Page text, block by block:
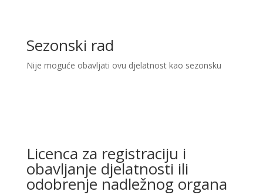
Sezonski rad
Nije moguće obavljati ovu djelatnost kao sezonsku
Licenca za registraciju i
obavljanje djelatnosti ili
odobrenje nadležnog organa